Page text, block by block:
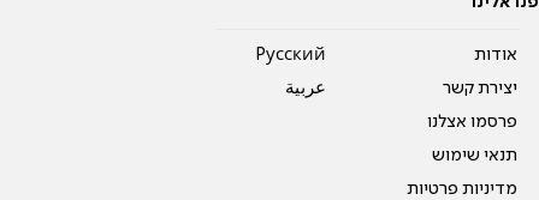
אודות
יצירת קשר
פרסמו אצלנו
תנאי שימוש
מדיניות פרטיות
Pусский
عربية